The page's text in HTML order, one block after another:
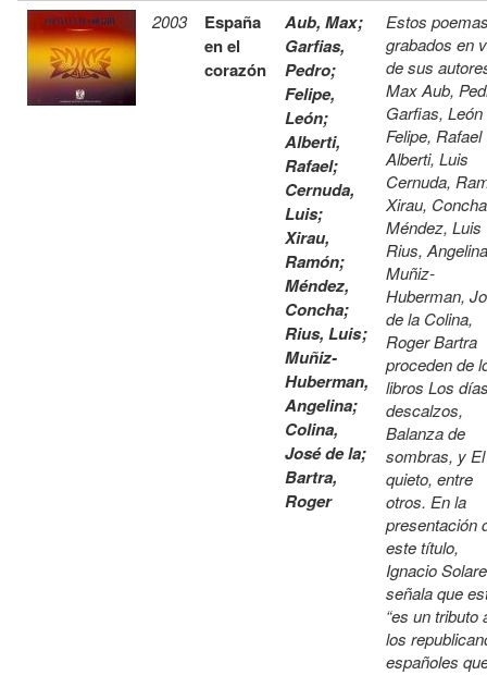
2003
España
en el
corazón
Aub, Max;
Garfias,
Pedro;
Felipe,
León;
Alberti,
Rafael;
Cernuda,
Luis;
Xirau,
Ramón;
Méndez,
Concha;
Rius, Luis;
Muñiz-
Huberman,
Angelina;
Colina,
José de la;
Bartra,
Roger
Estos
grabados en
de sus
Max Aub,
Garfias, León
Felipe, Rafael
Alberti, Luis
Cernuda,
Xirau, Concha
Méndez, Luis
Rius, Angelina
Muñiz-
Huberman,
de la Colina,
Roger Bartra
proceden de
libros Los
descalzos,
Balanza de
sombras, y El
quieto, entre
otros. En la
presentación
este título,
Ignacio
señala que
“es un tributo
los
españoles